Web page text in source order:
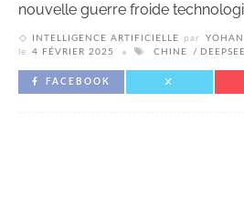
nouvelle guerre froide
INTELLIGENCE ARTIFICIELLE par
le
4 FÉVRIER 2025 CHINE
FACEBOOK